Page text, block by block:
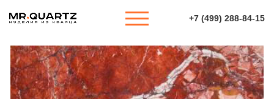
+7 (499) 288-84-15